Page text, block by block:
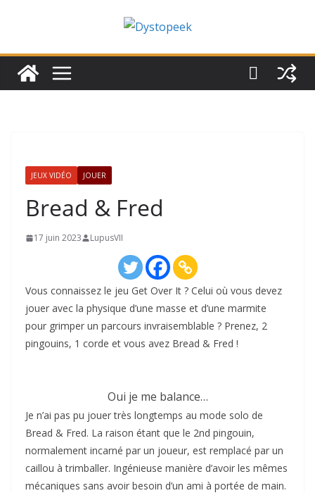
JEUX VIDÉO JOUER
Bread & Fred
17 juin 2023 LupusVII
Vous connaissez le jeu Get Over It ? Celui où vous devez
jouer avec la physique d’une masse et d’une marmite
pour grimper un parcours invraisemblable ? Prenez, 2
pingouins, 1 corde et vous avez Bread & Fred !
Oui je me balance…
Je n’ai pas pu jouer très longtemps au mode solo de
Bread & Fred. La raison étant que le 2nd pingouin,
normalement incarné par un joueur, est remplacé par un
caillou à trimballer. Ingénieuse manière d’avoir les mêmes
mécaniques sans avoir besoin d’un ami à portée de main.